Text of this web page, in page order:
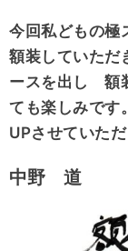
今回私どもの極
額装していただ
ースを出し 額
ても楽しみです
UPさせていた
中野 道